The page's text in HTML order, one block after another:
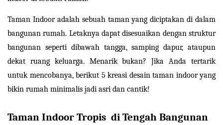
Taman Indoor adalah sebuah taman yang diciptakan di dalam
bangunan rumah. Letaknya dapat disesuaikan dengan struktur
bangunan seperti dibawah tangga, samping dapur, ataupun
dekat ruang keluarga. Menarik bukan? Jika Anda tertarik
untuk mencobanya, berikut 5 kreasi desain taman indoor yang
bikin rumah minimalis jadi asri dan cantik!
Taman Indoor Tropis  di Tengah Bangunan